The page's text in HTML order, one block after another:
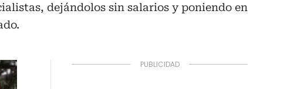
dejándolos sin salarios y poniendo en